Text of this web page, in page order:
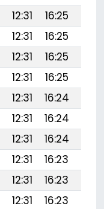
12:31 16:25
12:31 16:25
12:31 16:25
12:31 16:25
12:31 16:24
12:31 16:24
12:31 16:24
12:31 16:23
12:31 16:23
12:31 16:23